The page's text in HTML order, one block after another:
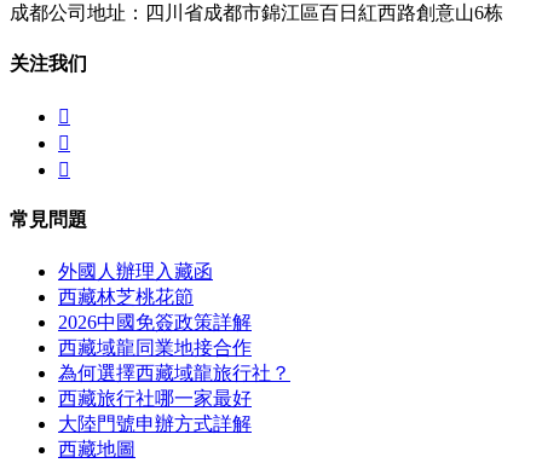
成都公司地址：四川省成都市錦江區百日紅西路創意山6栋
关注我们



常見問題
外國人辦理入藏函
西藏林芝桃花節
2026中國免簽政策詳解
西藏域龍同業地接合作
為何選擇西藏域龍旅行社？
西藏旅行社哪一家最好
大陸門號申辦方式詳解
西藏地圖